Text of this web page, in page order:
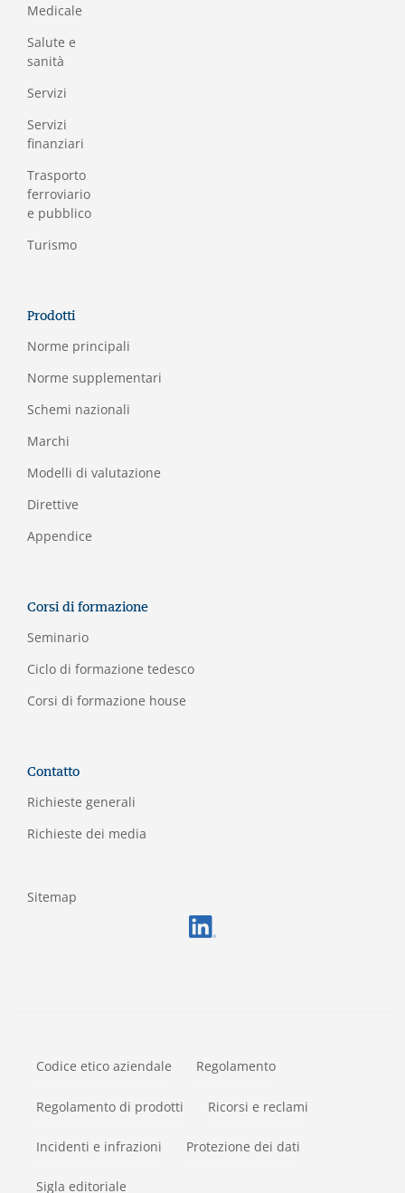
Medicale
Salute e
sanità
Servizi
Servizi
finanziari
Trasporto
ferroviario
e pubblico
Turismo
Prodotti
Norme principali
Norme supplementari
Schemi nazionali
Marchi
Modelli di valutazione
Direttive
Appendice
Corsi di formazione
Seminario
Ciclo di formazione tedesco
Corsi di formazione house
Contatto
Richieste generali
Richieste dei media
Sitemap
Codice etico aziendale Regolamento
Regolamento di prodotti Ricorsi e reclami
Incidenti e infrazioni Protezione dei dati
Sigla editoriale